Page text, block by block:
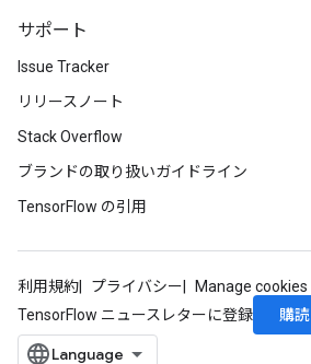
サポート
Issue Tracker
リリースノート
Stack Overflow
ブランドの取り扱いガイドライン
TensorFlow の引用
利用規約 プライバシー
Manage cookies
TensorFlow ニュースレターに登録
購読